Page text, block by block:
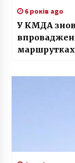
6 років ago
У КМДА
маршрутках